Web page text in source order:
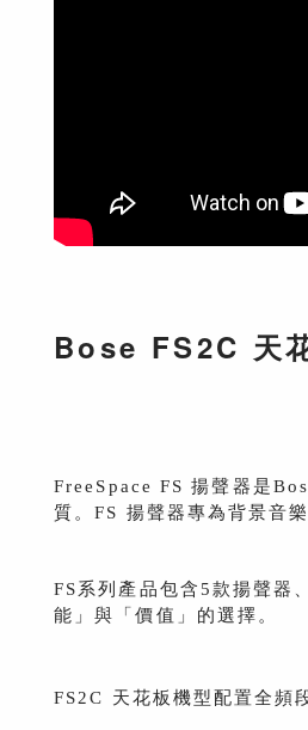
Bose FS2C 天
FreeSpace FS 揚聲器是
質。FS 揚聲器專為背景音
FS系列產品包含5款揚聲器
能」與「價值」的選擇。
FS2C 天花板機型配置全